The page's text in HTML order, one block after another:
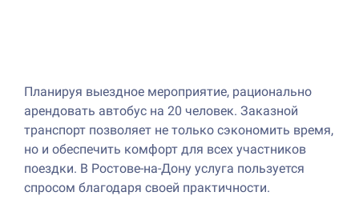
Планируя выездное мероприятие, рационально
арендовать автобус на 20 человек. Заказной
транспорт позволяет не только сэкономить время,
но и обеспечить комфорт для всех участников
поездки. В Ростове-на-Дону услуга пользуется
спросом благодаря своей практичности.